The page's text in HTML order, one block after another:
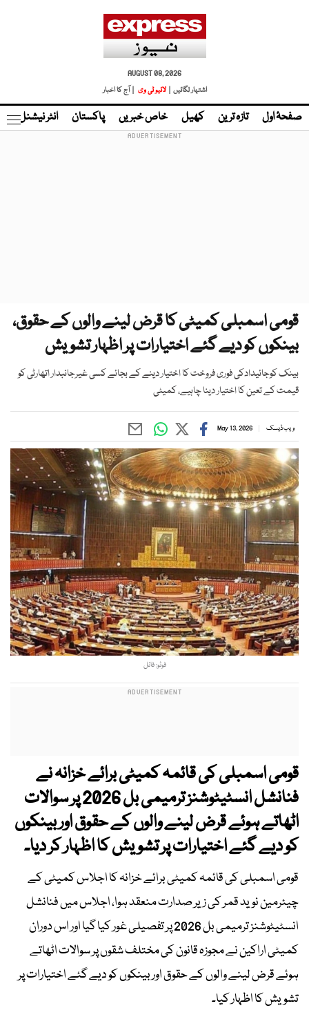
AUGUST 08, 2026
اشتہار لگائیں |
لائیو ٹی وی | آج کا اخبار
صفحۂ اول تازہ ترین کھیل خاص خبریں پاکستان انٹر نیشنل
قومی اسمبلی کمیٹی کا قرض لینے والوں کے حقوق،
بینکوں کو دیے گئے اختیارات پر اظہار تشویش
بینک کوجائیدادکی فوری فروخت کا اختیار دینے کے بجائے کسی غیرجانبدار اتھارٹی کو
قیمت کے تعین کا اختیار دینا چاہیے، کمیٹی
ویب ڈیسک May 13, 2026
فوٹو: فائل
قومی اسمبلی کی قائمہ کمیٹی برائے خزانہ نے
فنانشل انسٹیٹوشنز ترمیمی بل 2026 پر سوالات
اٹھاتے ہوئے قرض لینے والوں کے حقوق اور بینکوں
کو دیے گئے اختیارات پر تشویش کا اظہار کر دیا۔
قومی اسمبلی کی قائمہ کمیٹی برائے خزانہ کا اجلاس کمیٹی کے
چیئرمین نوید قمر کی زیر صدارت منعقد ہوا، اجلاس میں فنانشل
انسٹیٹوشنز ترمیمی بل 2026 پر تفصیلی غور کیا گیا اور اس دوران
کمیٹی اراکین نے مجوزہ قانون کی مختلف شقوں پر سوالات اٹھاتے
ہوئے قرض لینے والوں کے حقوق اور بینکوں کو دیے گئے اختیارات پر
تشویش کا اظہار کیا۔